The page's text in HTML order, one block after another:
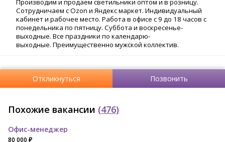
Производим и продаем светильники оптом и в розницу.
Сотрудничаем с Ozon и Яндекс маркет. Индивидуальный
кабинет и рабочее место. Работа в офисе с 9 до 18 часов с
понедельника по пятницу. Суббота и воскресенье-
выходные. Все праздники по календарю-
выходные. Преимущественно мужской коллектив.
Откликнуться Позвонить
Похожие вакансии (476)
Офис-менеджер
80 000 ₽